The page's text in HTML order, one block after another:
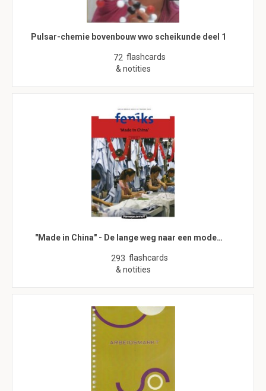
Pulsar-chemie bovenbouw vwo scheikunde deel 1
72 flashcards
& notities
"Made in China" - De lange weg naar een mode…
293 flashcards
& notities